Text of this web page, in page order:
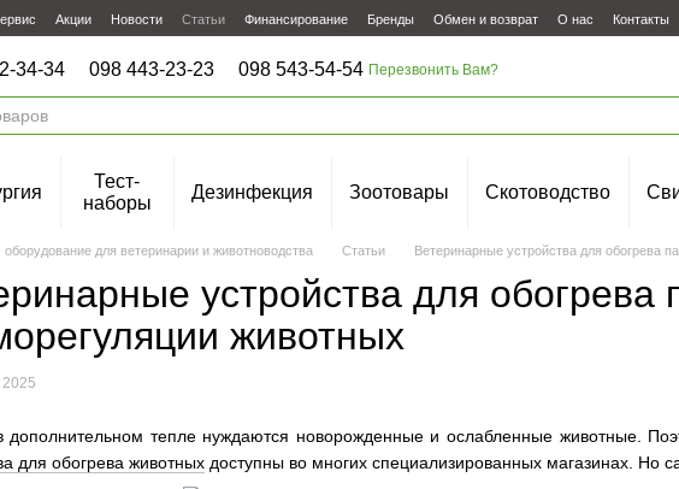
Акции Новости Статьи Финансирование Бренды Обмен и возврат О нас Контакты
34-34 098 443-23-23 098 543-54-54 Перезвонить Вам?
Тест-
наборы
Дезинфекция Зоотовары Скотоводство
оборудование для ветеринарии и животноводства Статьи Ветеринарные устройства для обогрева
устройства для обогрева
животных
тепле нуждаются новорожденные и ослабленные животные.
для обогрева животных доступны во многих специализированных магазинах. Но